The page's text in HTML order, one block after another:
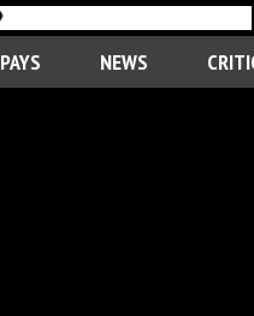
PAYS NEWS